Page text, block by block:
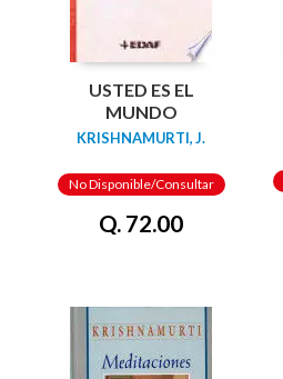
USTED ES EL
MUNDO
KRISHNAMURTI, J.
No Disponible/Consultar
Q. 72.00